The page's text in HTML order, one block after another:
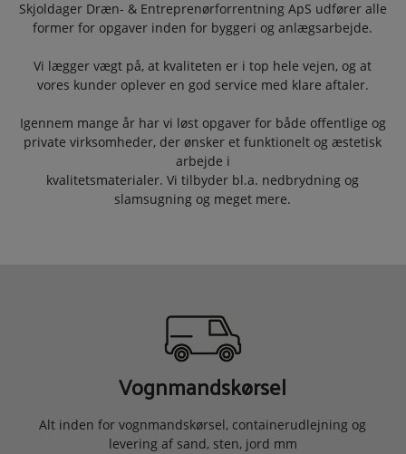
Skjoldager Dræn- & Entreprenørforrentning ApS udfører alle
former for opgaver inden for byggeri og anlægsarbejde.
Vi lægger vægt på, at kvaliteten er i top hele vejen, og at
vores kunder oplever en god service med klare aftaler.
Igennem mange år har vi løst opgaver for både offentlige og
private virksomheder, der ønsker et funktionelt og æstetisk
arbejde i
kvalitetsmaterialer. Vi tilbyder bl.a. nedbrydning og
slamsugning og meget mere.
Vognmandskørsel
Alt inden for vognmandskørsel, containerudlejning og
levering af sand, sten, jord mm